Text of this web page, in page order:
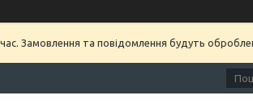
Замовлення та повідомлення будуть